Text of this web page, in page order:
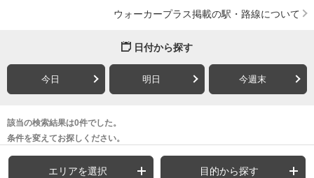
ウォーカープラス掲載の駅・路線について
日付から探す
今日 明日 今週末
該当の検索結果は0件でした。
条件を変えてお探しください。
エリアを選択 目的から探す